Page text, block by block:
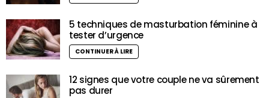
5 techniques de masturbation féminine à
tester d’urgence
CONTINUER À LIRE
12 signes que votre couple ne va sûrement
pas durer